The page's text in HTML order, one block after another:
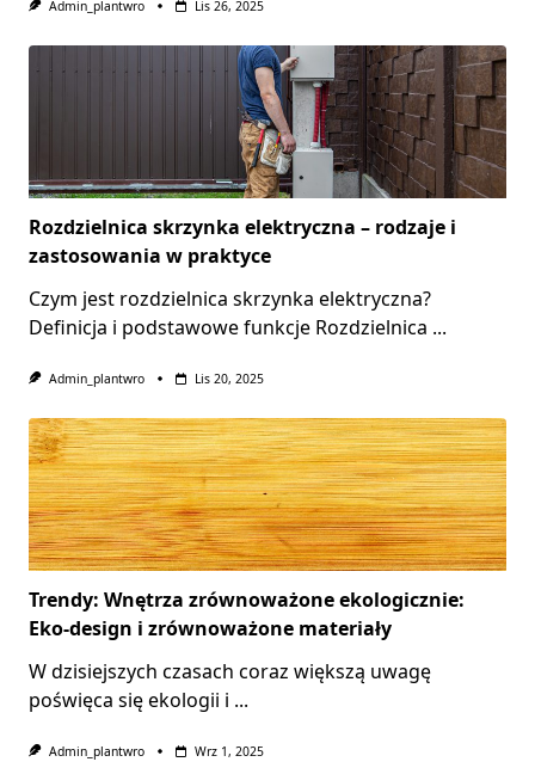
Admin_plantwro Lis 26, 2025
Rozdzielnica skrzynka elektryczna – rodzaje i
zastosowania w praktyce
Czym jest rozdzielnica skrzynka elektryczna?
Definicja i podstawowe funkcje Rozdzielnica ...
Admin_plantwro Lis 20, 2025
Trendy: Wnętrza zrównoważone ekologicznie:
Eko-design i zrównoważone materiały
W dzisiejszych czasach coraz większą uwagę
poświęca się ekologii i ...
Admin_plantwro Wrz 1, 2025